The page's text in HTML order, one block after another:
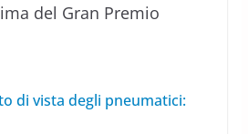
del Gran Premio
di vista degli pneumatici: